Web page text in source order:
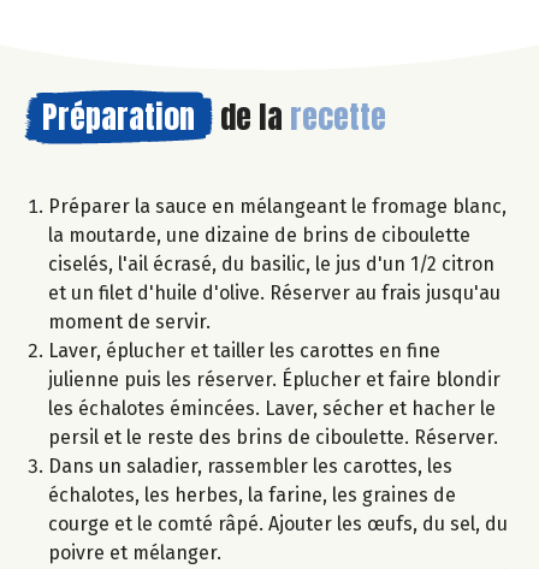
Préparation de la recette
Préparer la sauce en mélangeant le fromage blanc,
la moutarde, une dizaine de brins de ciboulette
ciselés, l'ail écrasé, du basilic, le jus d'un 1/2 citron
et un filet d'huile d'olive. Réserver au frais jusqu'au
moment de servir.
Laver, éplucher et tailler les carottes en fine
julienne puis les réserver. Éplucher et faire blondir
les échalotes émincées. Laver, sécher et hacher le
persil et le reste des brins de ciboulette. Réserver.
Dans un saladier, rassembler les carottes, les
échalotes, les herbes, la farine, les graines de
courge et le comté râpé. Ajouter les œufs, du sel, du
poivre et mélanger.